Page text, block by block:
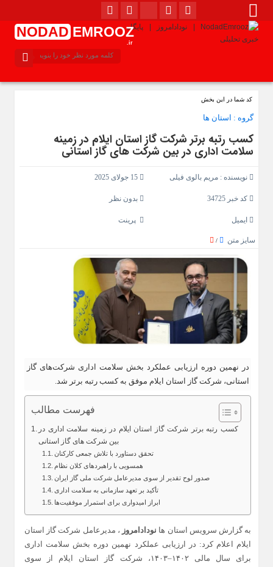
NODAD EMROOZ
.ir
کد شما در این بخش
گروه : استان ها
کسب رتبه برتر شرکت گاز استان ایلام در زمینه
سلامت اداری در بین شرکت‌ های گاز استانی
نویسنده : مریم بالوی فیلی 15 جولای 2025
کد خبر 34725 بدون نظر
ایمیل پرینت
سایز متن /
در نهمین دوره ارزیابی عملکرد بخش سلامت اداری شرکت‌های گاز
استانی، شرکت گاز استان ایلام موفق به کسب رتبه برتر شد.
فهرست مطالب
کسب رتبه برتر شرکت گاز استان ایلام در زمینه سلامت اداری در
بین شرکت‌ های گاز استانی
تحقق دستاورد با تلاش جمعی کارکنان
همسویی با راهبردهای کلان نظام
صدور لوح تقدیر از سوی مدیرعامل شرکت ملی گاز ایران
تأکید بر تعهد سازمانی به سلامت اداری
ابراز امیدواری برای استمرار موفقیت‌ها
به گزارش سرویس استان ها نودادامروز ، مدیرعامل شرکت گاز استان
ایلام اعلام کرد: در ارزیابی عملکرد نهمین دوره بخش سلامت اداری
برای سال مالی ۱۴۰۲–۱۴۰۳، شرکت گاز استان ایلام از سوی